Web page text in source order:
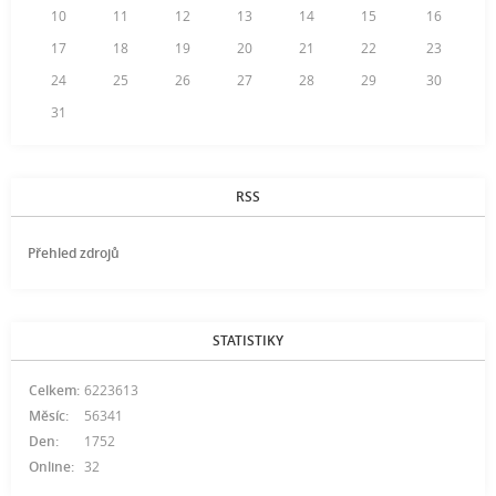
10 11 12 13 14 15
16
17
18 19 20 21 22
23
24
25 26 27 28 29
30
31
RSS
Přehled zdrojů
STATISTIKY
Online: 32
Celkem: 6223613
Měsíc:
56341
Den:
1752